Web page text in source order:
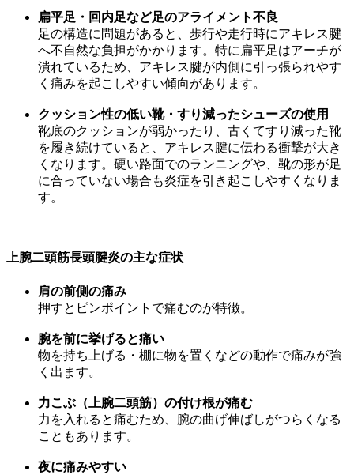
扁平足・回内足など足のアライメント不良
足の構造に問題があると、歩行や走行時にアキレス腱
へ不自然な負担がかかります。特に扁平足はアーチが
潰れているため、アキレス腱が内側に引っ張られやす
く痛みを起こしやすい傾向があります。
クッション性の低い靴・すり減ったシューズの使用
靴底のクッションが弱かったり、古くてすり減った靴
を履き続けていると、アキレス腱に伝わる衝撃が大き
くなります。硬い路面でのランニングや、靴の形が足
に合っていない場合も炎症を引き起こしやすくなりま
す。
上腕二頭筋長頭腱炎の主な症状
肩の前側の痛み
押すとピンポイントで痛むのが特徴。
腕を前に挙げると痛い
物を持ち上げる・棚に物を置くなどの動作で痛みが強
く出ます。
力こぶ（上腕二頭筋）の付け根が痛む
力を入れると痛むため、腕の曲げ伸ばしがつらくなる
こともあります。
夜に痛みやすい